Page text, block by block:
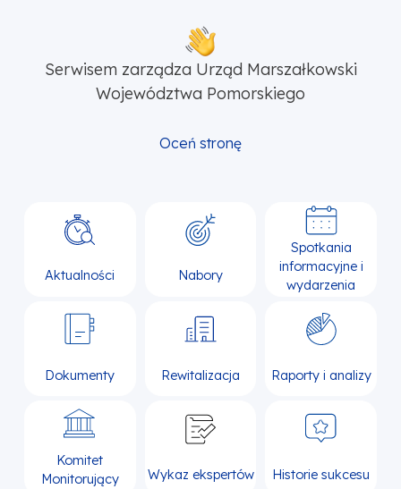
Serwisem zarządza Urząd Marszałkowski
Województwa Pomorskiego
Oceń stronę
Aktualności Nabory
Spotkania
informacyjne i
wydarzenia
Dokumenty Rewitalizacja Raporty i analizy
Komitet
Monitorujący
Wykaz ekspertów Historie sukcesu